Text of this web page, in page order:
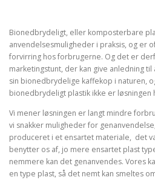
Bionedbrydeligt, eller komposterbare
anvendelsesmuligheder i praksis, og er
forvirring hos forbrugerne. Og det er
marketingstunt, der kan give anledning
sin bionedbrydelige kaffekop i naturen,
bionedbrydeligt plastik ikke er løsningen
Vi mener løsningen er langt mindre
vi snakker muligheder for
produceret i et ensartet materiale, det
benytter os af, jo mere ensartet plast
nemmere kan det genanvendes. Vores
en type plast, så det nemt kan smeltes